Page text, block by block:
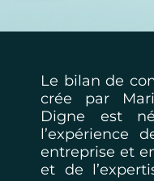
Le bilan de
crée par
Digne est
l’expérience
entreprise et
et de